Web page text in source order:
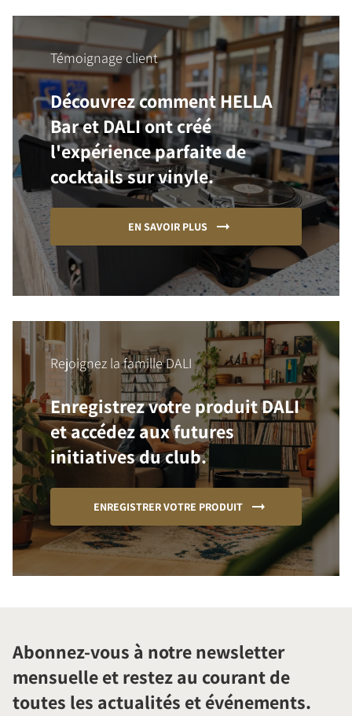
Témoignage client
Découvrez comment HELLA
Bar et DALI ont créé
l'expérience parfaite de
cocktails sur vinyle.
EN SAVOIR PLUS
Rejoignez la famille DALI
Enregistrez votre produit DALI
et accédez aux futures
initiatives du club.
ENREGISTRER VOTRE PRODUIT
Abonnez-vous à notre newsletter
mensuelle et restez au courant de
toutes les actualités et événements.